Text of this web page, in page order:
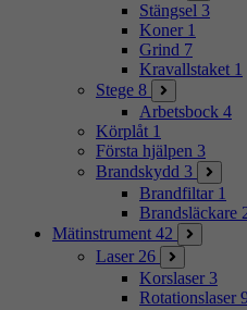
Stängsel 3
Koner 1
Grind 7
Kravallstaket 1
Stege 8
Arbetsbock 4
Körplåt 1
Första hjälpen 3
Brandskydd 3
Brandfiltar 1
Brandsläckare
Mätinstrument 42
Laser 26
Korslaser 3
Rotationslaser